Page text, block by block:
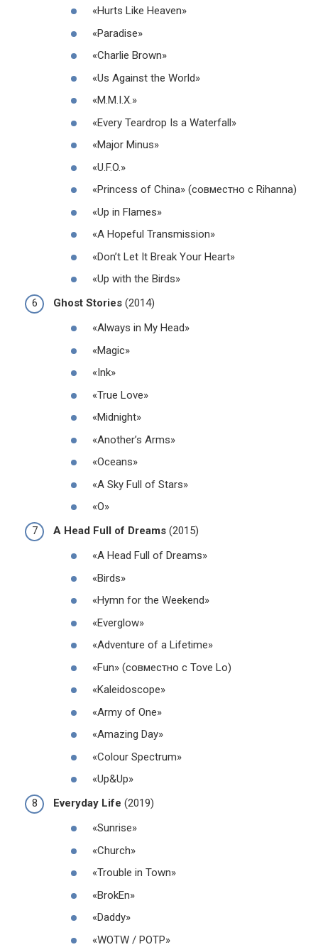
«Hurts Like Heaven»
«Paradise»
«Charlie Brown»
«Us Against the World»
«M.M.I.X.»
«Every Teardrop Is a Waterfall»
«Major Minus»
«U.F.O.»
«Princess of China» (совместно с Rihanna)
«Up in Flames»
«A Hopeful Transmission»
«Don’t Let It Break Your Heart»
«Up with the Birds»
Ghost Stories (2014)
«Always in My Head»
«Magic»
«Ink»
«True Love»
«Midnight»
«Another’s Arms»
«Oceans»
«A Sky Full of Stars»
«O»
A Head Full of Dreams (2015)
«A Head Full of Dreams»
«Birds»
«Hymn for the Weekend»
«Everglow»
«Adventure of a Lifetime»
«Fun» (совместно с Tove Lo)
«Kaleidoscope»
«Army of One»
«Amazing Day»
«Colour Spectrum»
«Up&Up»
Everyday Life (2019)
«Sunrise»
«Church»
«Trouble in Town»
«BrokEn»
«Daddy»
«WOTW / POTP»